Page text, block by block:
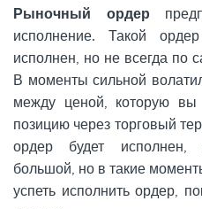
Рыночный ордер
исполнение. Такой
исполнен, но не всегда по
В моменты сильной
между ценой, которую вы
позицию через торговый
ордер будет исполнен,
большой, но в такие
успеть исполнить ордер,